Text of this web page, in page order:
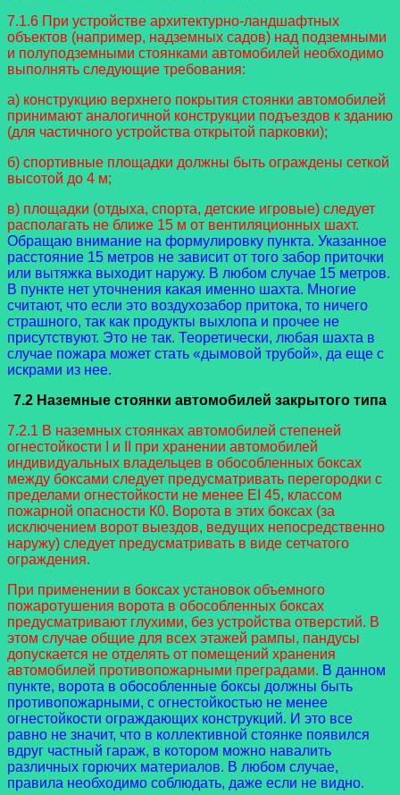
7.1.6 При устройстве архитектурно-ландшафтных
объектов (например, надземных садов) над подземными
и полуподземными стоянками автомобилей необходимо
выполнять следующие требования:
а) конструкцию верхнего покрытия стоянки автомобилей
принимают аналогичной конструкции подъездов к зданию
(для частичного устройства открытой парковки);
б) спортивные площадки должны быть ограждены сеткой
высотой до 4 м;
в) площадки (отдыха, спорта, детские игровые) следует
располагать не ближе 15 м от вентиляционных шахт.
Обращаю внимание на формулировку пункта. Указанное
расстояние 15 метров не зависит от того забор приточки
или вытяжка выходит наружу. В любом случае 15 метров.
В пункте нет уточнения какая именно шахта. Многие
считают, что если это воздухозабор притока, то ничего
страшного, так как продукты выхлопа и прочее не
присутствуют. Это не так. Теоретически, любая шахта в
случае пожара может стать «дымовой трубой», да еще с
искрами из нее.
7.2 Наземные стоянки автомобилей закрытого типа
7.2.1 В наземных стоянках автомобилей степеней
огнестойкости I и II при хранении автомобилей
индивидуальных владельцев в обособленных боксах
между боксами следует предусматривать перегородки с
пределами огнестойкости не менее EI 45, классом
пожарной опасности К0. Ворота в этих боксах (за
исключением ворот выездов, ведущих непосредственно
наружу) следует предусматривать в виде сетчатого
ограждения.
При применении в боксах установок объемного
пожаротушения ворота в обособленных боксах
предусматривают глухими, без устройства отверстий. В
этом случае общие для всех этажей рампы, пандусы
допускается не отделять от помещений хранения
автомобилей противопожарными преградами. В данном
пункте, ворота в обособленные боксы должны быть
противопожарными, с огнестойкостью не менее
огнестойкости ограждающих конструкций. И это все
равно не значит, что в коллективной стоянке появился
вдруг частный гараж, в котором можно навалить
различных горючих материалов. В любом случае,
правила необходимо соблюдать, даже если не видно.